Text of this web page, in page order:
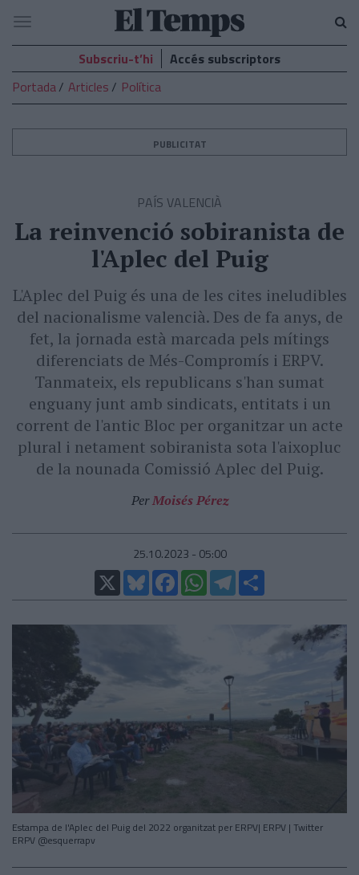
El
Temps
Navegació
Subscriu-t’hi
Accés subscriptors
Portada
Articles Política
PUBLICITAT
PAÍS VALENCIÀ
La reinvenció sobiranista de
l'Aplec del Puig
L'Aplec del Puig és una de les cites ineludibles
del nacionalisme valencià. Des de fa anys, de
fet, la jornada està marcada pels mítings
diferenciats de Més-Compromís i ERPV.
Tanmateix, els republicans s'han sumat
enguany junt amb sindicats, entitats i un
corrent de l'antic Bloc per organitzar un acte
plural i netament sobiranista sota l'aixopluc
de la nounada Comissió Aplec del Puig.
PerMoisés Pérez
25.10.2023 - 05:00
X
BlueskyFacebookWhatsAppTelegram
Estampa de l'Aplec del Puig del 2022 organitzat per ERPV| ERPV | Twitter
ERPV @esquerrapv